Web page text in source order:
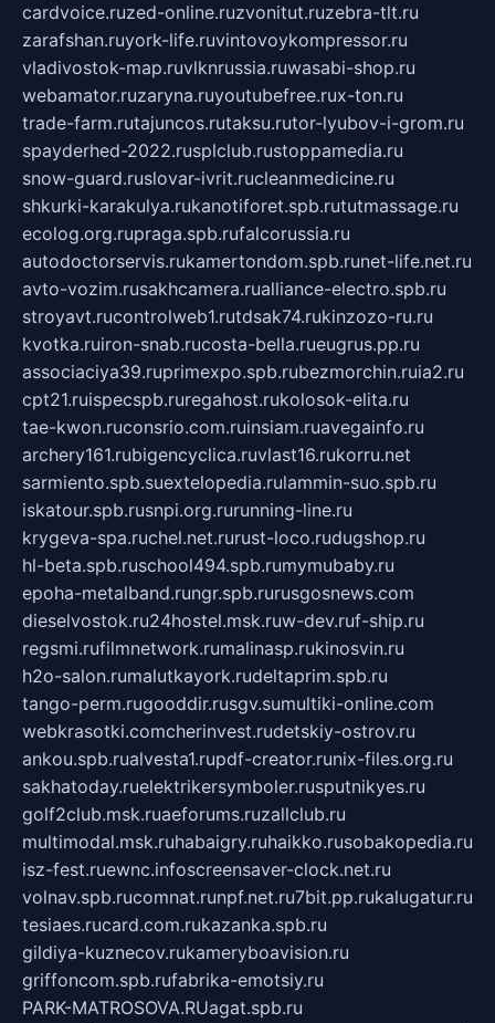
cardvoice.ruzed-online.ruzvonitut.ruzebra-tlt.ru
zarafshan.ruyork-life.ruvintovoykompressor.ru
vladivostok-map.ruvlknrussia.ruwasabi-shop.ru
webamator.ruzaryna.ruyoutubefree.rux-ton.ru
trade-farm.rutajuncos.rutaksu.rutor-lyubov-i-grom.ru
spayderhed-2022.rusplclub.rustoppamedia.ru
snow-guard.ruslovar-ivrit.rucleanmedicine.ru
shkurki-karakulya.rukanotiforet.spb.rututmassage.ru
ecolog.org.rupraga.spb.rufalcorussia.ru
autodoctorservis.rukamertondom.spb.runet-life.net.ru
avto-vozim.rusakhcamera.rualliance-electro.spb.ru
stroyavt.rucontrolweb1.rutdsak74.rukinzozo-ru.ru
kvotka.ruiron-snab.rucosta-bella.rueugrus.pp.ru
associaciya39.ruprimexpo.spb.rubezmorchin.ruia2.ru
cpt21.ruispecspb.ruregahost.rukolosok-elita.ru
tae-kwon.ruconsrio.com.ruinsiam.ruavegainfo.ru
archery161.rubigencyclica.ruvlast16.rukorru.net
sarmiento.spb.suextelopedia.rulammin-suo.spb.ru
iskatour.spb.rusnpi.org.rurunning-line.ru
krygeva-spa.ruchel.net.rurust-loco.rudugshop.ru
hl-beta.spb.ruschool494.spb.rumymubaby.ru
epoha-metalband.rungr.spb.rurusgosnews.com
dieselvostok.ru24hostel.msk.ruw-dev.ruf-ship.ru
regsmi.rufilmnetwork.rumalinasp.rukinosvin.ru
h2o-salon.rumalutkayork.rudeltaprim.spb.ru
tango-perm.rugooddir.rusgv.sumultiki-online.com
webkrasotki.comcherinvest.rudetskiy-ostrov.ru
ankou.spb.rualvesta1.rupdf-creator.runix-files.org.ru
sakhatoday.ruelektrikersymboler.rusputnikyes.ru
golf2club.msk.ruaeforums.ruzallclub.ru
multimodal.msk.ruhabaigry.ruhaikko.rusobakopedia.ru
isz-fest.ruewnc.infoscreensaver-clock.net.ru
volnav.spb.rucomnat.runpf.net.ru7bit.pp.rukalugatur.ru
tesiaes.rucard.com.rukazanka.spb.ru
gildiya-kuznecov.rukameryboavision.ru
griffoncom.spb.rufabrika-emotsiy.ru
PARK-MATROSOVA.RUagat.spb.ru